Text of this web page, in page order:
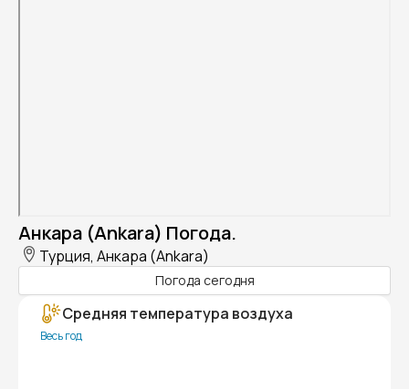
Анкара (Ankara) Погода.
Турция, Анкара (Ankara)
Погода сегодня
Средняя температура воздуха
Весь год